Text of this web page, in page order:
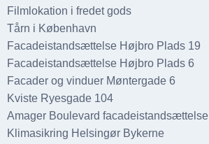
Filmlokation i fredet gods
Tårn i København
Facadeistandsættelse Højbro Plads 19
Facadeistandsættelse Højbro Plads 6
Facader og vinduer Møntergade 6
Kviste Ryesgade 104
Amager Boulevard facadeistandsættelse
Klimasikring Helsingør Bykerne